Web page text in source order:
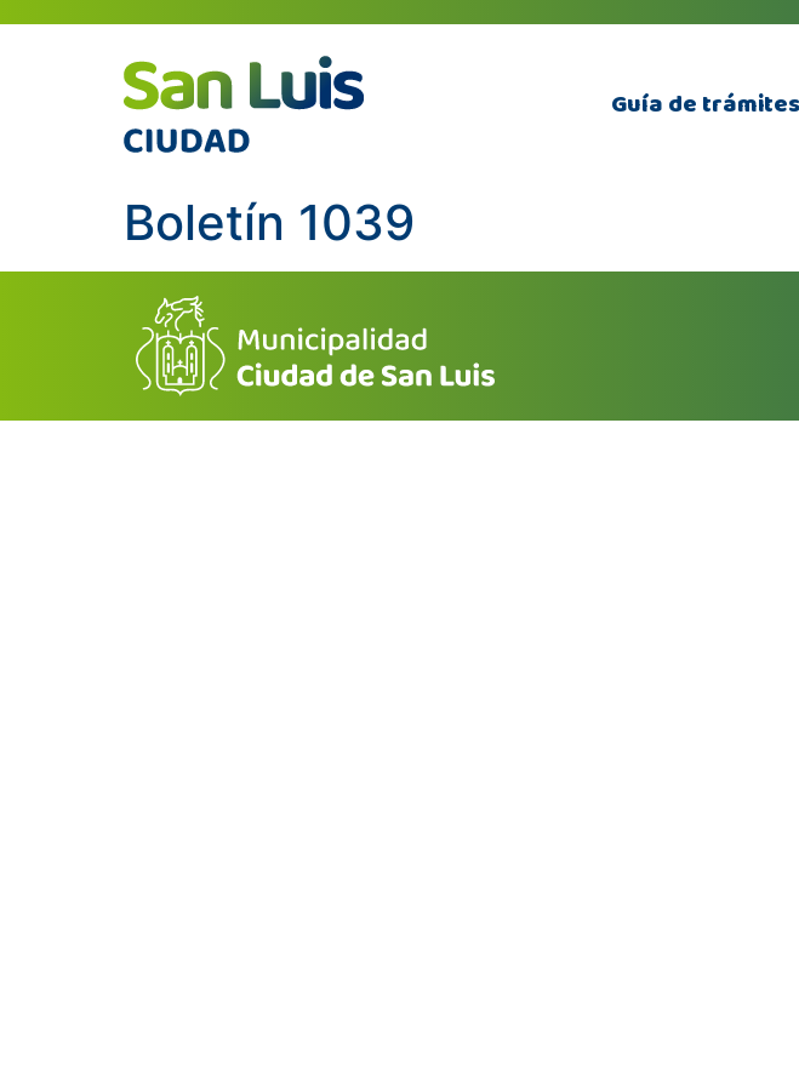
Guía de trámites
Boletín 1039